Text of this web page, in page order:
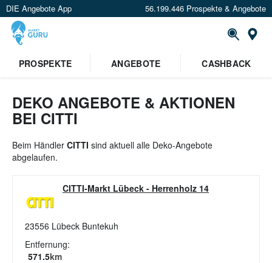
DIE Angebote App 56.199.446 Prospekte & Angebote
PROSPEKTE ANGEBOTE CASHBACK
DEKO ANGEBOTE & AKTIONEN
BEI CITTI
Beim Händler CITTI sind aktuell alle Deko-Angebote
abgelaufen.
CITTI-Markt Lübeck - Herrenholz 14
23556 Lübeck Buntekuh
Entfernung:
571.5km